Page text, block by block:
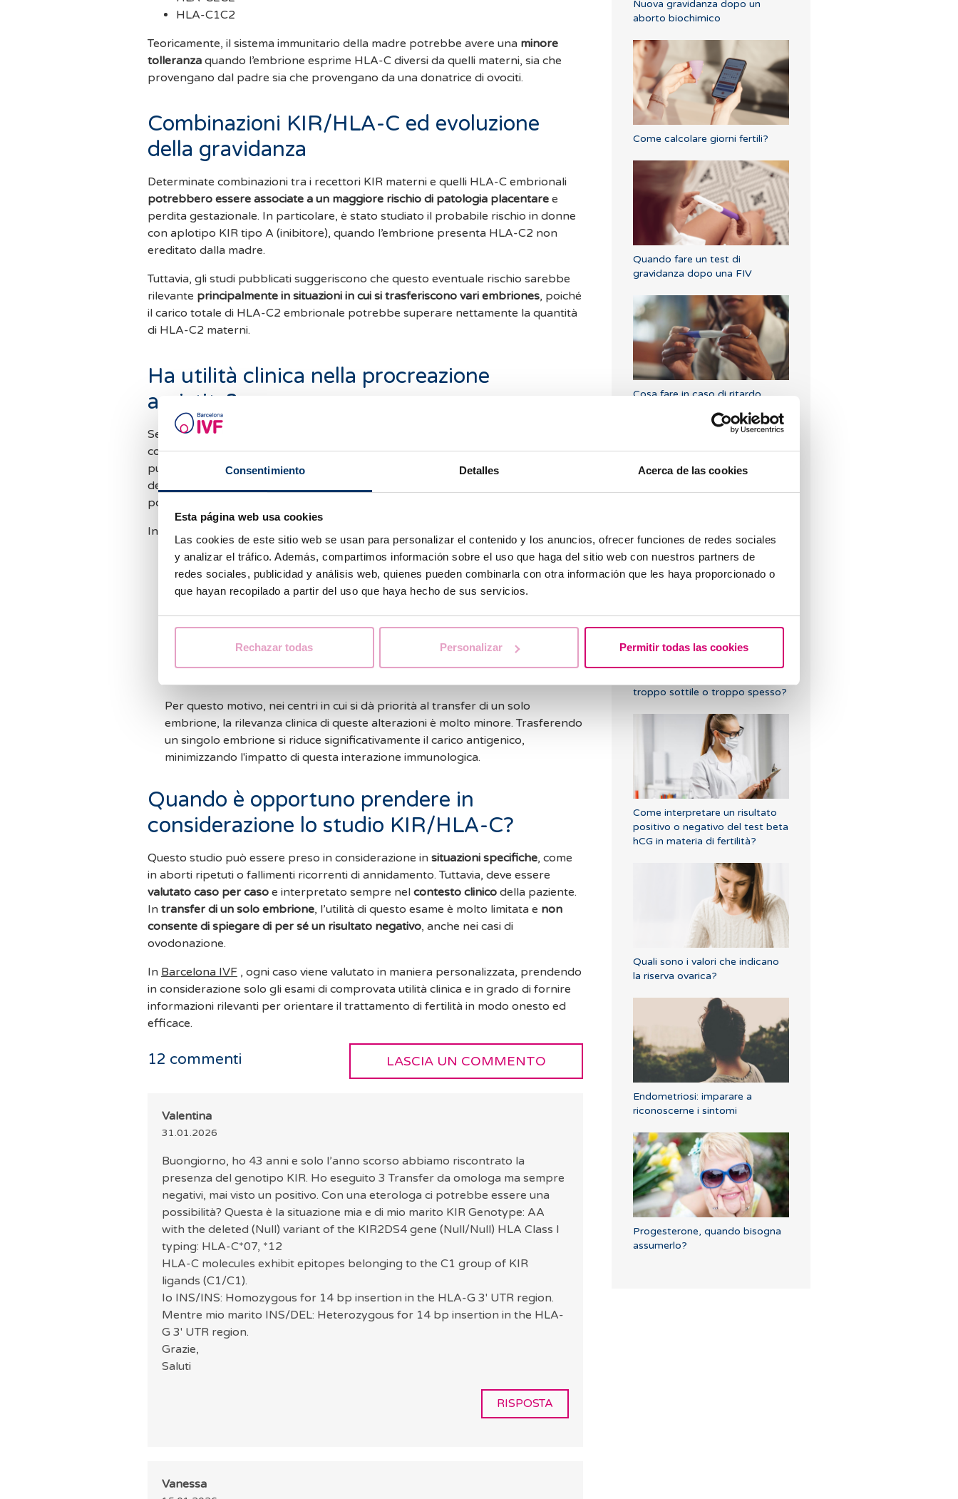
Consentimiento Detalles Acerca de las cookies
Esta página web usa cookies
Las cookies de este sitio web se usan para personalizar el contenido y los anuncios, ofrecer funciones de redes sociales
y analizar el tráfico. Además, compartimos información sobre el uso que haga del sitio web con nuestros partners de
redes sociales, publicidad y análisis web, quienes pueden combinarla con otra información que les haya proporcionado o
que hayan recopilado a partir del uso que haya hecho de sus servicios.
Rechazar todas Personalizar Permitir todas las cookies
HLA-C1C2
Teoricamente, il sistema immunitario della madre potrebbe avere una minore
tolleranza quando l’embrione esprime HLA-C diversi da quelli materni, sia che
provengano dal padre sia che provengano da una donatrice di ovociti.
Combinazioni KIR/HLA-C ed evoluzione
della gravidanza
Determinate combinazioni tra i recettori KIR materni e quelli HLA-C embrionali
potrebbero essere associate a un maggiore rischio di patologia placentare e
perdita gestazionale. In particolare, è stato studiato il probabile rischio in donne
con aplotipo KIR tipo A (inibitore), quando l’embrione presenta HLA-C2 non
ereditato dalla madre.
Tuttavia, gli studi pubblicati suggeriscono che questo eventuale rischio sarebbe
rilevante principalmente in situazioni in cui si trasferiscono vari embriones, poiché
il carico totale di HLA-C2 embrionale potrebbe superare nettamente la quantità
di HLA-C2 materni.
Ha utilità clinica nella procreazione
assistita?
Sebbene inizialmente si fosse ipotizzato che lo studio KIR/HLA-C potesse
contribuire a spiegare alcuni casi di infertilità o perdita gestazionale, gli studi
pubblicati non hanno dimostrato un’utilità clinica rilevante nella maggior parte
dei pazienti. Attualmente, l’evidenza scientifica indica che queste alterazioni
potrebbero avere un impatto solo in
Inoltre, vanno tenuti in considerazione due fattori fondamentali:
Non esiste un trattamento farmacologicoche abbia dimostrato di
migliorare i risultati riproduttivi in base al profilo KIR.
L’eventualerischiodescritto sembra verificarsitrasferendo vari embrioni
L'importanza del Single Embryo Transfer
(SET)
Per questo motivo, nei centri in cui si dà priorità al transfer di un solo
embrione, la rilevanza clinica di queste alterazioni è molto minore. Trasferendo
un singolo embrione si riduce significativamente il carico antigenico,
minimizzando l'impatto di questa interazione immunologica.
Quando è opportuno prendere in
considerazione lo studio KIR/HLA-C?
Questo studio può essere preso in considerazione in situazioni specifiche, come
in aborti ripetuti o fallimenti ricorrenti di annidamento. Tuttavia, deve essere
valutato caso per caso e interpretato sempre nel contesto clinico della paziente.
In transfer di un solo embrione, l’utilità di questo esame è molto limitata e non
consente di spiegare di per sé un risultato negativo, anche nei casi di
ovodonazione.
In Barcelona IVF , ogni caso viene valutato in maniera personalizzata, prendendo
in considerazione solo gli esami di comprovata utilità clinica e in grado di fornire
informazioni rilevanti per orientare il trattamento di fertilità in modo onesto ed
efficace.
LASCIA UN COMMENTO
12 commenti
Valentina
31.01.2026
Buongiorno, ho 43 anni e solo l’anno scorso abbiamo riscontrato la
presenza del genotipo KIR. Ho eseguito 3 Transfer da omologa ma sempre
negativi, mai visto un positivo. Con una eterologa ci potrebbe essere una
possibilità? Questa è la situazione mia e di mio marito KIR Genotype: AA
with the deleted (Null) variant of the KIR2DS4 gene (Null/Null) HLA Class I
typing: HLA-C*07, *12
HLA-C molecules exhibit epitopes belonging to the C1 group of KIR
ligands (C1/C1).
Io INS/INS: Homozygous for 14 bp insertion in the HLA-G 3' UTR region.
Mentre mio marito INS/DEL: Heterozygous for 14 bp insertion in the HLA-
G 3' UTR region.
Grazie,
Saluti
RISPOSTA
Vanessa
Nuova gravidanza dopo un
aborto biochimico
Come calcolare giorni fertili?
Quando fare un test di
gravidanza dopo una FIV
Cosa fare in caso di ritardo
gravidanza negativo?
Come affrontare un aborto
spontaneo
troppo sottile o troppo spesso?
Come interpretare un risultato
positivo o negativo del test beta
hCG in materia di fertilità?
Quali sono i valori che indicano
la riserva ovarica?
Endometriosi: imparare a
riconoscerne i sintomi
Progesterone, quando bisogna
assumerlo?